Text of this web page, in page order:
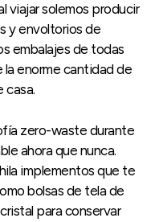
viajar solemos producir
y envoltorios de
embalajes de todas
la enorme cantidad de
casa.
zero-waste durante
ahora que nunca.
implementos que te
bolsas de tela de
para conservar